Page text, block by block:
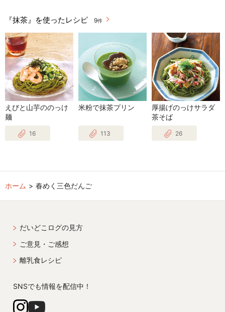
『抹茶』を使ったレシピ 9件
えびと山芋ののっけ
麺
16
米粉で抹茶プリン
113
厚揚げのっけサラダ
茶そば
26
ホーム 春めく三色だんご
だいどこログの見方
ご意見・ご感想
離乳食レシピ
SNSでも情報を配信中！